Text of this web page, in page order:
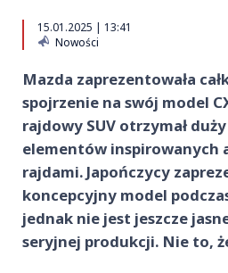
15.01.2025 | 13:41
Nowości
Mazda zaprezentowała
spojrzenie na swój model
rajdowy SUV otrzymał
elementów inspirowanych
rajdami. Japończycy
koncepcyjny model
jednak nie jest jeszcze
seryjnej produkcji. Nie to,